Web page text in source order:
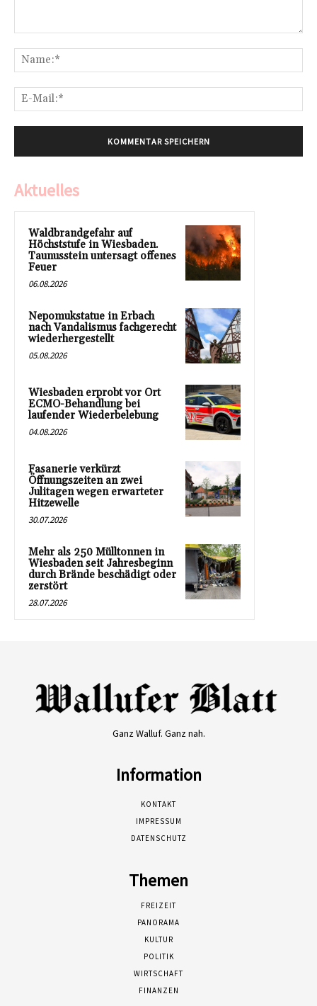
Aktuelles
Waldbrandgefahr auf
Höchststufe in Wiesbaden.
Taunusstein untersagt offenes
Feuer
06.08.2026
Nepomukstatue in Erbach
nach Vandalismus fachgerecht
wiederhergestellt
05.08.2026
Wiesbaden erprobt vor Ort
ECMO-Behandlung bei
laufender Wiederbelebung
04.08.2026
Fasanerie verkürzt
Öffnungszeiten an zwei
Julitagen wegen erwarteter
Hitzewelle
30.07.2026
Mehr als 250 Mülltonnen in
Wiesbaden seit Jahresbeginn
durch Brände beschädigt oder
zerstört
28.07.2026
Ganz Walluf. Ganz nah.
Information
KONTAKT
IMPRESSUM
DATENSCHUTZ
Themen
FREIZEIT
PANORAMA
KULTUR
POLITIK
WIRTSCHAFT
FINANZEN